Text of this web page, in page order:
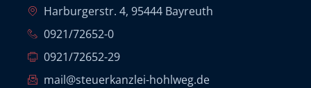
Harburgerstr. 4, 95444 Bayreuth
0921/72652-0
0921/72652-29
mail@steuerkanzlei-hohlweg.de